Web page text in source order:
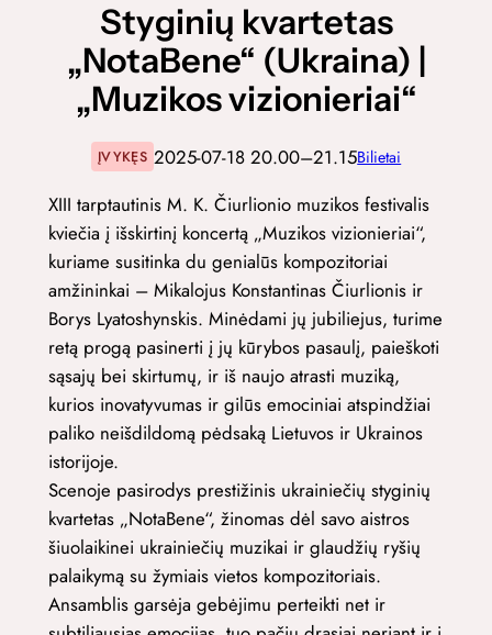
Styginių kvartetas
„NotaBene“ (Ukraina) |
„Muzikos vizionieriai“
ĮVYKĘS 2025-07-18 20.00–21.15Bilietai
XIII tarptautinis M. K. Čiurlionio muzikos festivalis
kviečia į išskirtinį koncertą „Muzikos vizionieriai“,
kuriame susitinka du genialūs kompozitoriai
amžininkai – Mikalojus Konstantinas Čiurlionis ir
Borys Lyatoshynskis. Minėdami jų jubiliejus, turime
retą progą pasinerti į jų kūrybos pasaulį, paieškoti
sąsajų bei skirtumų, ir iš naujo atrasti muziką,
kurios inovatyvumas ir gilūs emociniai atspindžiai
paliko neišdildomą pėdsaką Lietuvos ir Ukrainos
istorijoje.
Scenoje pasirodys prestižinis ukrainiečių styginių
kvartetas „NotaBene“, žinomas dėl savo aistros
šiuolaikinei ukrainiečių muzikai ir glaudžių ryšių
palaikymą su žymiais vietos kompozitoriais.
Ansamblis garsėja gebėjimu perteikti net ir